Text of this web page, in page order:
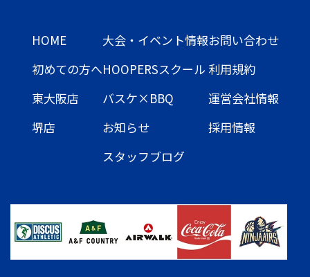
HOME
初めての方へ
東大阪店
堺店
大会・イベント情報
HOOPERSスクール
バスケ×BBQ
お知らせ
スタッフブログ
お問い合わせ
利用規約
運営会社情報
採用情報